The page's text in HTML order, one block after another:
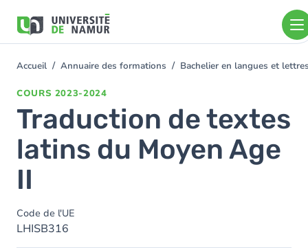
contenu
You
Accueil Annuaire des formations Bachelier en langues et
COURS 2023-2024
Traduction de textes
latins du Moyen Age
II
Code de l'UE
LHISB316